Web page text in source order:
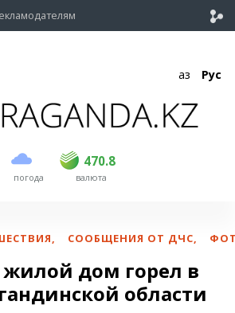
Қаз Рус
погода
470.8
USD 468.5 470.8
EUR валюта
, СООБЩЕНИЯ ОТ ДЧС,
дом горел в
области